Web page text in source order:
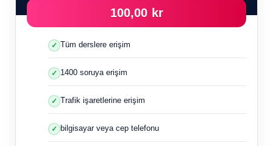
100,00 kr
Tüm derslere erişim
1400 soruya erişim
Trafik işaretlerine erişim
bilgisayar veya cep telefonu